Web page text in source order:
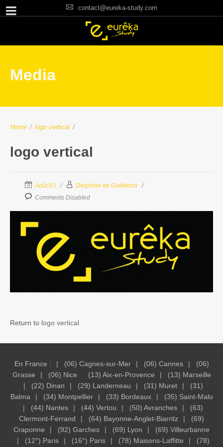
contact@eureka-study.com
Media
Home / logo vertical /
logo vertical
Août 03
Delphine de Guillebon
Comments Disabled
Return to logo vertical
En France : (06) Cagnes-sur-Mer (06) Cannes
(06)
Grasse
(06) Nice (13) Aix-en-Provence
(13) Marseille
(22) Dinan
(29) Landerneau (31) Muret
(31)
Balma
(34) Montpellier (33) Bordeaux
(35) Saint-Malo
(44) Nantes
(44) Vertou (50) Avranches
(63)
Clermont-Ferrand
(64) Bayonne-Anglet-Biarritz
(69)
Craponne
(92) Garches (69) Lyon
(69) Villeurbanne
(12°) Paris
(16°) Paris (78) Maisons-Laffitte (78)